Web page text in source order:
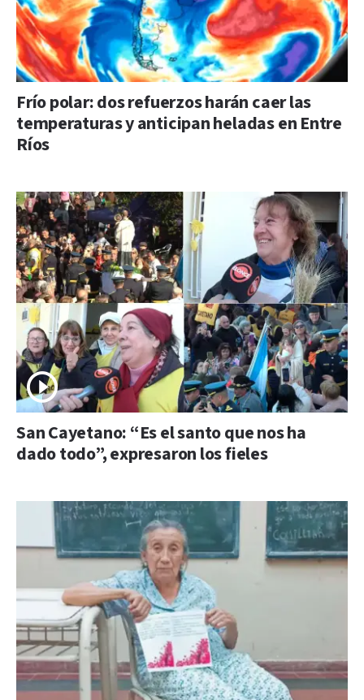
Frío polar: dos refuerzos harán caer las
temperaturas y anticipan heladas en Entre
Ríos
San Cayetano: “Es el santo que nos ha
dado todo”, expresaron los fieles